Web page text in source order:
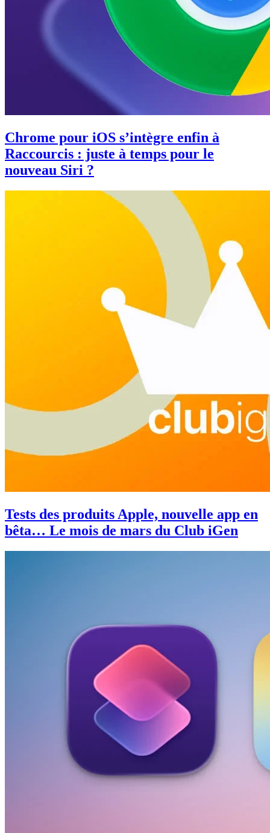
Chrome pour iOS s’intègre enfin à
Raccourcis : juste à temps pour le
nouveau Siri ?
Tests des produits Apple, nouvelle app en
bêta… Le mois de mars du Club iGen